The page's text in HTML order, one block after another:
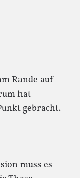
Rande auf
hat
gebracht.
muss es